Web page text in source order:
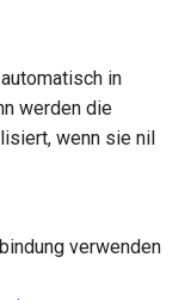
in
werden die
wenn sie nil
verwenden